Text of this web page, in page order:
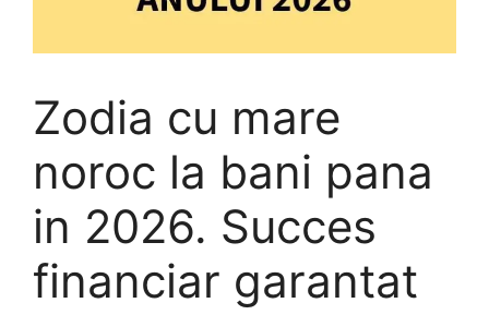
Zodia cu mare
noroc la bani pana
in 2026. Succes
financiar garantat